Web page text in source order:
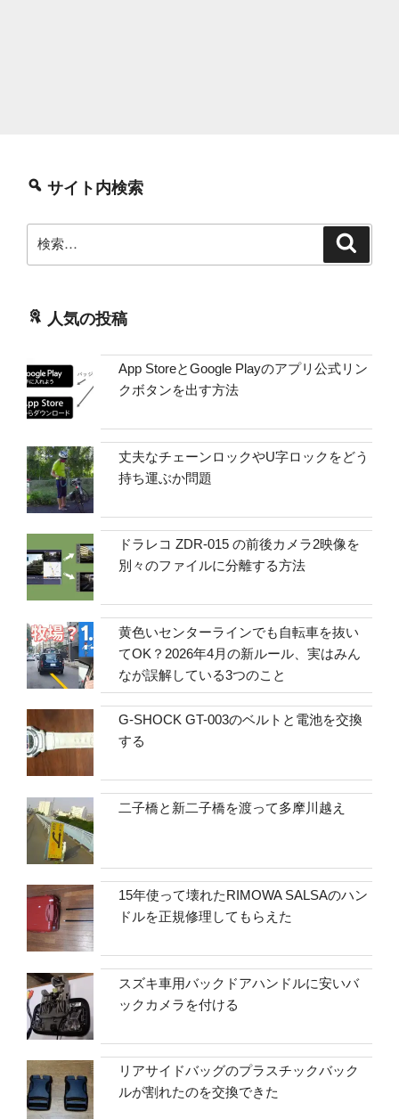
サイト内検索
索:
人気の投稿
App StoreとGoogle Playのアプリ公式リン
クボタンを出す方法
丈夫なチェーンロックやU字ロックをどう
持ち運ぶか問題
ドラレコ ZDR-015 の前後カメラ2映像を
別々のファイルに分離する方法
黄色いセンターラインでも自転車を抜い
てOK？2026年4月の新ルール、実はみん
なが誤解している3つのこと
G-SHOCK GT-003のベルトと電池を交換
する
二子橋と新二子橋を渡って多摩川越え
15年使って壊れたRIMOWA SALSAのハン
ドルを正規修理してもらえた
スズキ車用バックドアハンドルに安いバ
ックカメラを付ける
リアサイドバッグのプラスチックバック
ルが割れたのを交換できた